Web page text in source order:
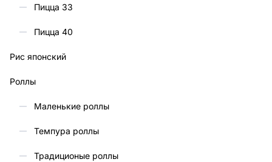
Пицца 33
Пицца 40
Рис японский
Роллы
Маленькие роллы
Темпура роллы
Традиционые роллы